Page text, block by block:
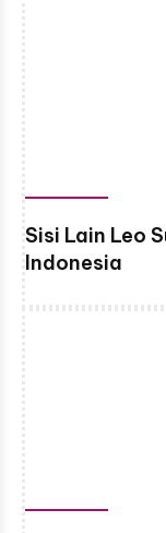
Sisi Lain Leo
Indonesia